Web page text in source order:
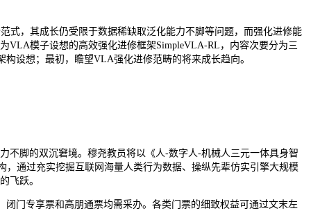
，其成长仍受限于数据稀缺取泛化能力不脚等问题，而强化进修能
VLA模子设想的高效强化进修框架SimpleVLA-RL，内容次要分为三
设想；最初，瞻望VLA强化进修范畴的将来成长趋向。
脚的双沉窘境。穆尧教员将以《人-数字人-机械人三元一体具身智
通过充实挖掘互联网海量人类行为数据、操纵先辈仿实引擎大规模
飞跃。
专享票和高朋通票均需采办。各类门票的细致权益可通过文末左